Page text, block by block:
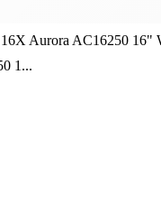
Aurora AC16250 16"
1...